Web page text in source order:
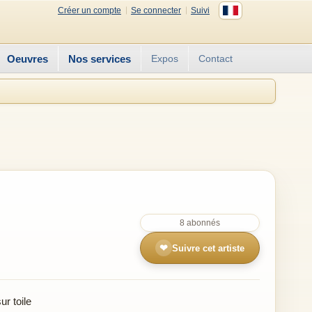
Créer un compte Se connecter Suivi
Oeuvres Nos services Expos Contact
8 abonnés
❤ Suivre cet artiste
toile